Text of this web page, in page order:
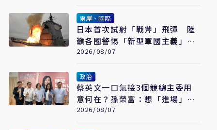
兩岸、國際
日本首次試射「戰斧」飛彈 陸
籲各國警惕「新型軍國主義」發
展
2026/08/07
政治
蔡英文一口氣接3個競總主委用
意何在？孫榮富：想「進場」接
黨主席
2026/08/07